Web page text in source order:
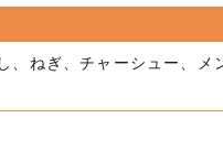
、ねぎ、チャーシュー、